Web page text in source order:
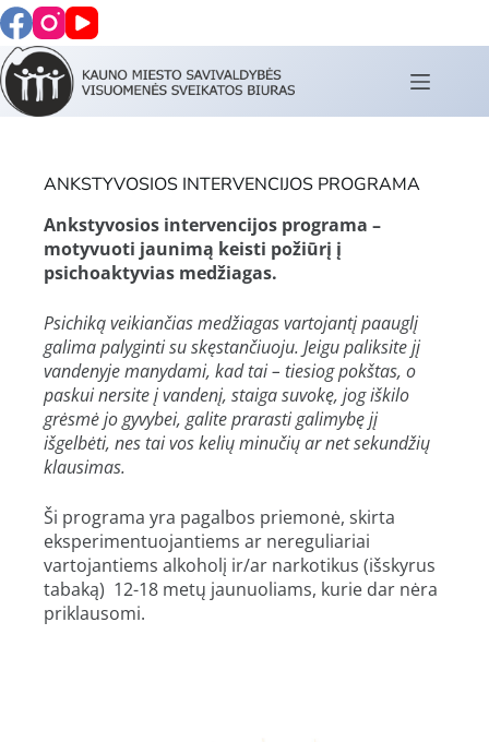
ANKSTYVOSIOS INTERVENCIJOS PROGRAMA
Ankstyvosios intervencijos programa –
motyvuoti jaunimą keisti požiūrį į
psichoaktyvias medžiagas.
Psichiką veikiančias medžiagas vartojantį paauglį
galima palyginti su skęstančiuoju. Jeigu paliksite jį
vandenyje manydami, kad tai – tiesiog pokštas, o
paskui nersite į vandenį, staiga suvokę, jog iškilo
grėsmė jo gyvybei, galite prarasti galimybę jį
išgelbėti, nes tai vos kelių minučių ar net sekundžių
klausimas.
Ši programa yra pagalbos priemonė, skirta
eksperimentuojantiems ar nereguliariai
vartojantiems alkoholį ir/ar narkotikus (išskyrus
tabaką) 12-18 metų jaunuoliams, kurie dar nėra
priklausomi.